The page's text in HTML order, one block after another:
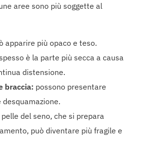
aree sono più soggette al
apparire più opaco e teso.
è la parte più secca a causa
distensione.
braccia: possono presentare
desquamazione.
pelle del seno, che si prepara
può diventare più fragile e